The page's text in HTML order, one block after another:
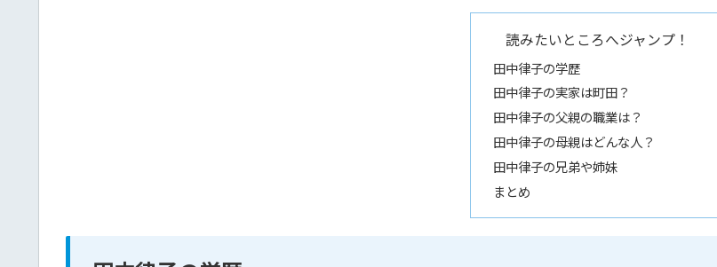
読みたいところへジャンプ！
田中律子の学歴
田中律子の実家は町田？
田中律子の父親の職業は？
田中律子の母親はどんな人？
田中律子の兄弟や姉妹
まとめ